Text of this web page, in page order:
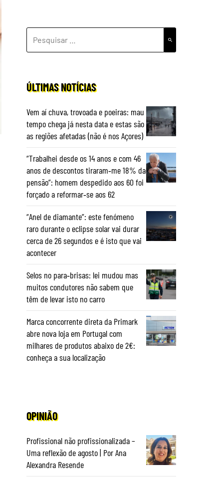
POR:
ÚLTIMAS NOTÍCIAS
Vem aí chuva, trovoada e poeiras: mau
tempo chega já nesta data e estas são
as regiões afetadas (não é nos Açores)
“Trabalhei desde os 14 anos e com 46
anos de descontos tiraram‑me 18% da
pensão”: homem despedido aos 60 foi
forçado a reformar‑se aos 62
“Anel de diamante”: este fenómeno
raro durante o eclipse solar vai durar
cerca de 26 segundos e é isto que vai
acontecer
Selos no para‑brisas: lei mudou mas
muitos condutores não sabem que
têm de levar isto no carro
Marca concorrente direta da Primark
abre nova loja em Portugal com
milhares de produtos abaixo de 2€:
conheça a sua localização
OPINIÃO
Profissional não profissionalizada –
Uma reflexão de agosto | Por Ana
Alexandra Resende